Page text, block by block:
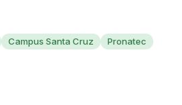
Campus Santa Cruz Pronatec